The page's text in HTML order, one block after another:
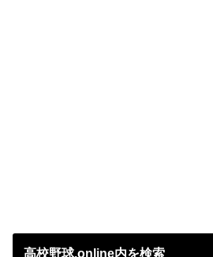
高校野球.online内を検索